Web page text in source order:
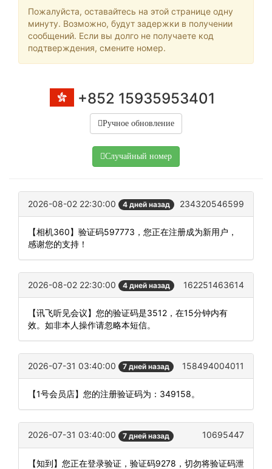
Пожалуйста, оставайтесь на этой странице одну
минуту. Возможно, будут задержки в получении
сообщений. Если вы долго не получаете код
подтверждения, смените номер.
+852 15935953401
Ручное обновление
Случайный номер
2026-08-02 22:30:00 4 дней назад 234320546599
【相机360】验证码597773，您正在注册成为新用户，
感谢您的支持！
2026-08-02 22:30:00 4 дней назад 162251463614
【讯飞听见会议】您的验证码是3512，在15分钟内有
效。如非本人操作请忽略本短信。
2026-07-31 03:40:00 7 дней назад 158494004011
【1号会员店】您的注册验证码为：349158。
2026-07-31 03:40:00 7 дней назад 10695447
【知到】您正在登录验证，验证码9278，切勿将验证码泄